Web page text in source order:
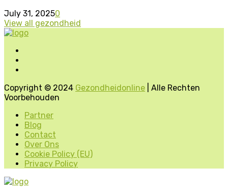
July 31, 20250
View all gezondheid
Copyright © 2024 Gezondheidonline | Alle Rechten
Voorbehouden
Partner
Blog
Contact
Over Ons
Cookie Policy (EU)
Privacy Policy